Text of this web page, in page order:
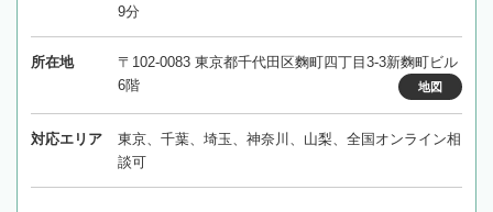
9分
所在地
〒102-0083 東京都千代田区麴町四丁目3-3新麴町ビル
6階
地図
対応エリア
東京、千葉、埼玉、神奈川、山梨、全国オンライン相
談可